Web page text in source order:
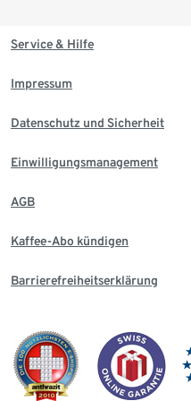
Service & Hilfe
Impressum
Datenschutz und Sicherheit
Einwilligungsmanagement
AGB
Kaffee-Abo kündigen
Barrierefreiheitserklärung